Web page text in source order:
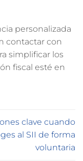
personalizada
contactar con
simplificar los
fiscal esté en
clave cuando
al SII de forma
voluntaria